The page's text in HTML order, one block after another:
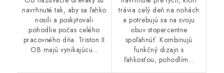
navrhnuté tak, aby sa ľahko
nosili a poskytovali
pohodlie počas celého
pracovného dňa. Triston II
OB majú vynikajúcu...
trávia celý deň na nohách
a potrebujú sa na svoju
obuv stopercentne
spoľahnúť. Kombinujú
funkčný dizajn s
ľahkosťou, pohodlím...